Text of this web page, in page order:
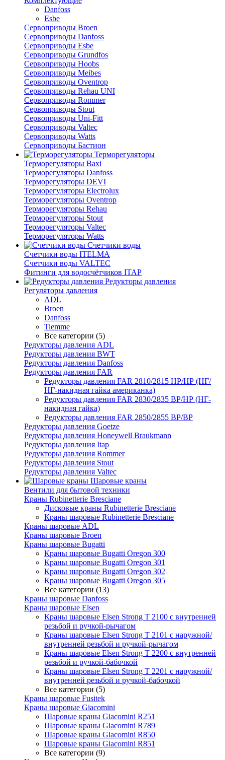
Danfoss
Esbe
Сервоприводы Broen
Сервоприводы Danfoss
Сервоприводы Esbe
Сервоприводы Grundfos
Сервоприводы Hoobs
Сервоприводы Meibes
Сервоприводы Oventrop
Сервоприводы Rehau UNI
Сервоприводы Rommer
Сервоприводы Stout
Сервоприводы Uni-Fitt
Сервоприводы Valtec
Сервоприводы Watts
Сервоприводы Бастион
Терморегуляторы
Терморегуляторы Baxi
Терморегуляторы Danfoss
Терморегуляторы DEVI
Терморегуляторы Electrolux
Терморегуляторы Oventrop
Терморегуляторы Rehau
Терморегуляторы Stout
Терморегуляторы Valtec
Терморегуляторы Watts
Счетчики воды
Счетчики воды ITELMA
Счетчики воды VALTEC
Фитинги для водосчётчиков ITAP
Редукторы давления
Регуляторы давления
ADL
Broen
Danfoss
Tiemme
Все категории (5)
Редукторы давления ADL
Редукторы давления BWT
Редукторы давления Danfoss
Редукторы давления FAR
Редукторы давления FAR 2810/2815 НР/НР (НГ/
НГ-накидная гайка американка)
Редукторы давления FAR 2830/2835 ВР/НР (НГ-
накидная гайка)
Редукторы давления FAR 2850/2855 ВР/ВР
Редукторы давления Goetze
Редукторы давления Honeywell Braukmann
Редукторы давления Itap
Редукторы давления Rommer
Редукторы давления Stout
Редукторы давления Valtec
Шаровые краны
Вентили для бытовой техники
Краны Rubinetterie Bresciane
Дисковые краны Rubinetterie Bresciane
Краны шаровые Rubinetterie Bresciane
Краны шаровые ADL
Краны шаровые Broen
Краны шаровые Bugatti
Краны шаровые Bugatti Oregon 300
Краны шаровые Bugatti Oregon 301
Краны шаровые Bugatti Oregon 302
Краны шаровые Bugatti Oregon 305
Все категории (13)
Краны шаровые Danfoss
Краны шаровые Elsen
Краны шаровые Elsen Strong T 2100 с внутренней
резьбой и ручкой-рычагом
Краны шаровые Elsen Strong T 2101 с наружной/
внутренней резьбой и ручкой-рычагом
Краны шаровые Elsen Strong T 2200 с внутренней
резьбой и ручкой-бабочкой
Краны шаровые Elsen Strong T 2201 с наружной/
внутренней резьбой и ручкой-бабочкой
Все категории (5)
Краны шаровые Fusitek
Краны шаровые Giacomini
Шаровые краны Giacomini R251
Шаровые краны Giacomini R789
Шаровые краны Giacomini R850
Шаровые краны Giacomini R851
Все категории (9)